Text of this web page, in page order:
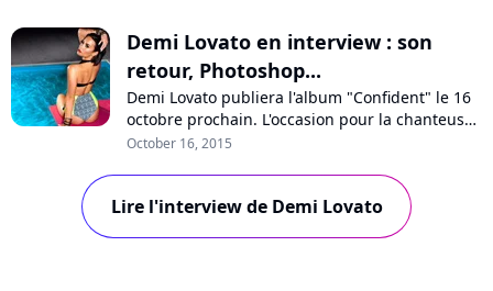
Demi Lovato en interview : son
retour, Photoshop...
Demi Lovato publiera l'album "Confident" le 16
octobre prochain. L'occasion pour la chanteuse
d'évoquer sa nouvelle image très sexy, la
clashs entre popstars et sa pochette retouchée
et décriée par les internautes. Interview !
October 16, 2015
Lire l'interview de Demi Lovato